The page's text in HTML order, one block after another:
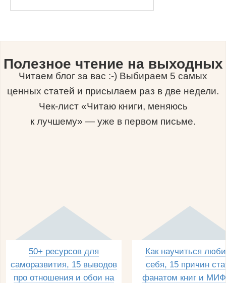
Полезное чтение на выходных
Читаем блог за вас :-) Выбираем 5 самых
ценных статей и присылаем раз в две недели.
Чек-лист «Читаю книги, меняюсь
к лучшему» — уже в первом письме.
50+ ресурсов для
саморазвития, 15 выводов
про отношения и обои на
Как научиться
себя, 15 причин
фанатом книг и